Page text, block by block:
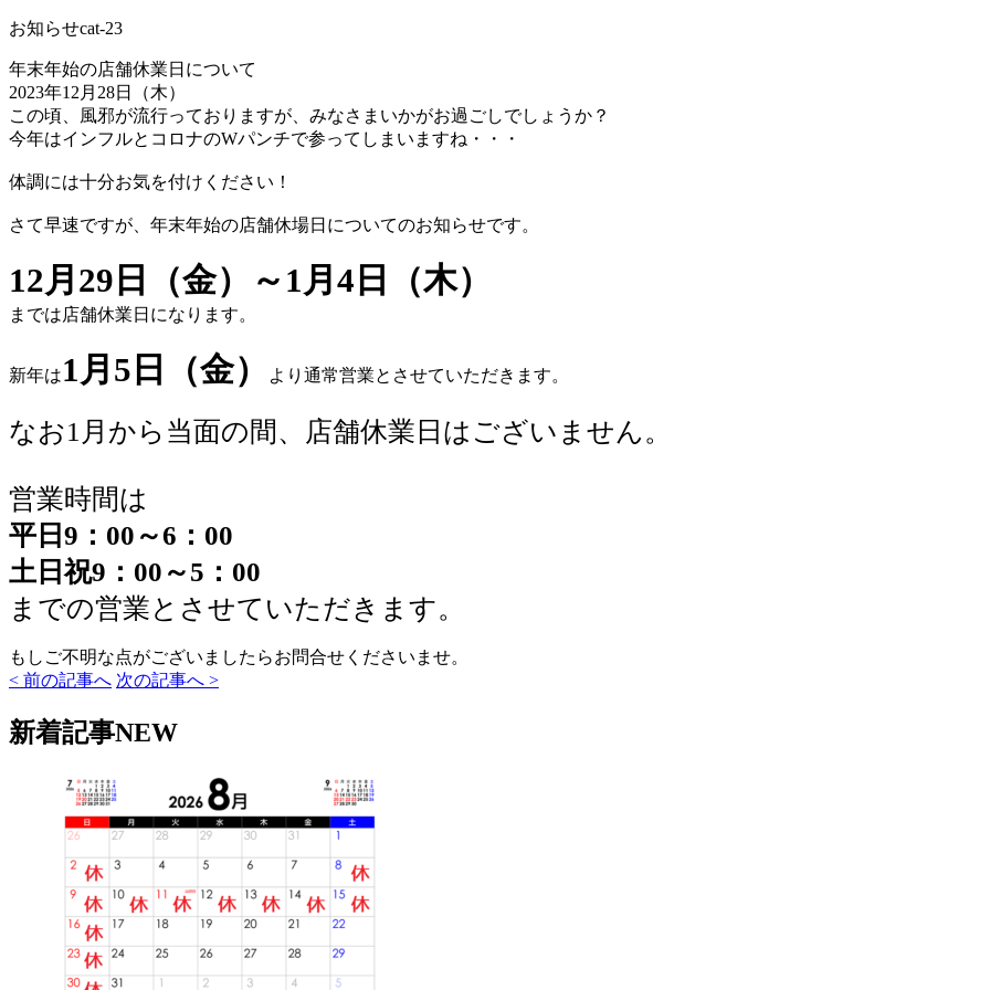
お知らせcat-23
年末年始の店舗休業日について
2023年12月28日（木）
この頃、風邪が流行っておりますが、みなさまいかがお過ごしでしょうか？
今年はインフルとコロナのWパンチで参ってしまいますね・・・
体調には十分お気を付けください！
さて早速ですが、年末年始の店舗休場日についてのお知らせです。
12月29日（金）～1月4日（木）
までは店舗休業日になります。
新年は1月5日（金） より通常営業とさせていただきます。
なお1月から当面の間、店舗休業日はございません。
営業時間は
平日9：00～6：00
土日祝9：00～5：00
までの営業とさせていただきます。
もしご不明な点がございましたらお問合せくださいませ。
< 前の記事へ 次の記事へ >
新着記事NEW